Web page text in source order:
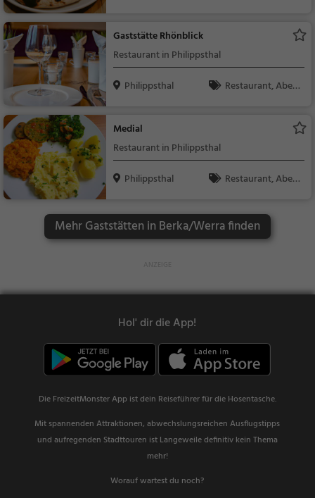
ch, Mittagessen, Euro
Mediterran
Gaststätte Rhönblick
Restaurant in Philippsthal
Philippsthal
Restaurant, Aben
Medial
Restaurant in Philippsthal
Philippsthal
Restaurant, Aben
Vegan, Vegetarisch
Mehr Gaststätten in Berka/Werra finden
Hol' dir die App!
Die FreizeitMonster App ist dein Reiseführer für die Hosentasche.
Mit spannenden Attraktionen, abwechslungsreichen Ausflugstipps
und aufregenden Stadttouren ist Langeweile definitiv kein Thema
mehr!
Worauf wartest du noch?